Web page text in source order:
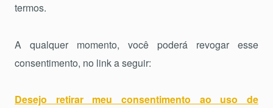
termos.
A qualquer momento, você poderá revogar esse
consentimento, no link a seguir:
Desejo retirar meu consentimento ao uso de